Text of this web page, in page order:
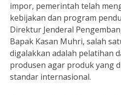
impor, pemerintah telah
kebijakan dan program
Direktur Jenderal
Bapak Kasan Muhri, salah
digalakkan adalah pelatihan
produsen agar produk yang
standar internasional.